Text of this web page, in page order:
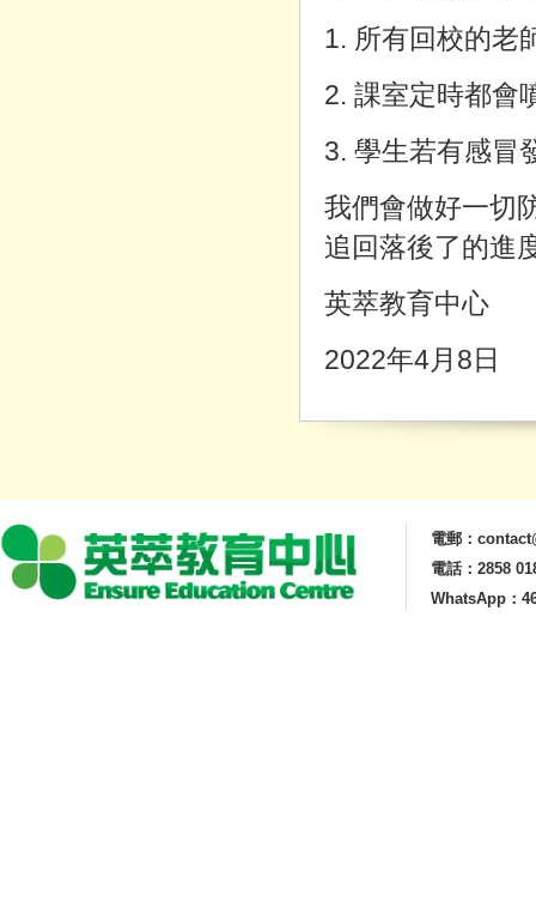
1. 所有回校的老
2. 課室定時都會
3. 學生若有感冒
我們會做好一切
追回落後了的進
英萃教育中心
2022年4月 8 日
電郵：
電話：2858
WhatsApp：